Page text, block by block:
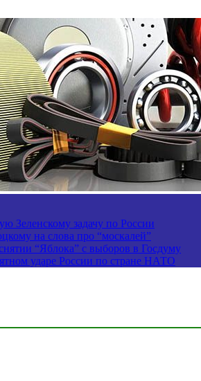
Зеленскому задачу по России
на слова про “москалей”
“Яблока” с выборов в Госдуму
ударе России по стране НАТО